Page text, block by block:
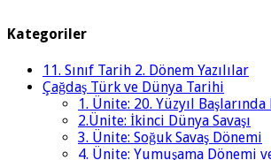
Kategoriler
11. Sınıf Tarih 2. Dönem Yazılılar
Çağdaş Türk ve Dünya Tarihi
1. Ünite: 20. Yüzyıl
2.Ünite: İkinci Dünya Savaşı
3. Ünite: Soğuk Savaş Dönemi
4. Ünite: Yumuşama Dönemi